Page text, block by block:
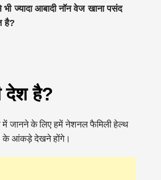
ज्यादा आबादी नॉन वेज खाना पसंद
है?
देश है?
में जानने के लिए हमें नेशनल फैमिली हेल्थ
के आंकड़े देखने होंगे।